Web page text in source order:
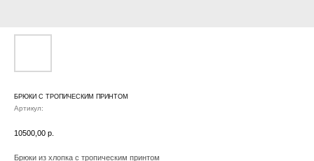
БРЮКИ С ТРОПИЧЕСКИМ ПРИНТОМ
Артикул:
10500,00 р.
Брюки из хлопка с тропическим принтом